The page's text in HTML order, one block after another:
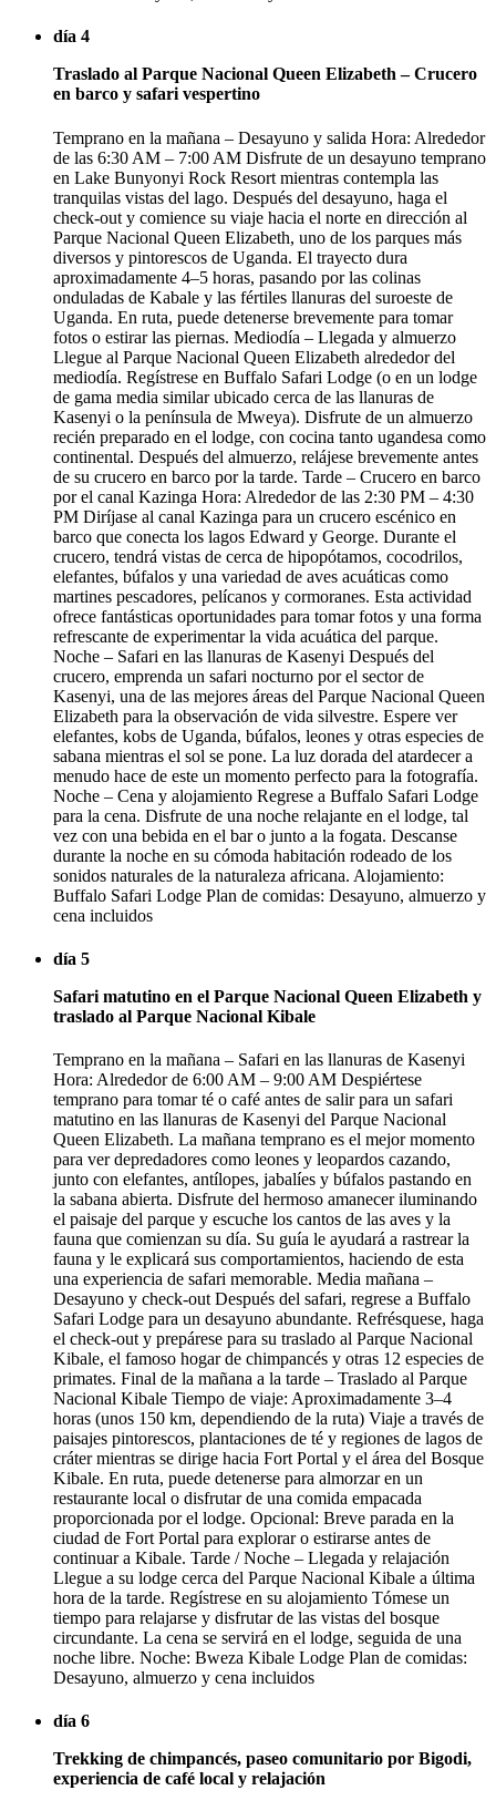
día 4
Traslado al Parque Nacional Queen Elizabeth – Crucero
en barco y safari vespertino
Temprano en la mañana – Desayuno y salida Hora: Alrededor
de las 6:30 AM – 7:00 AM Disfrute de un desayuno temprano
en Lake Bunyonyi Rock Resort mientras contempla las
tranquilas vistas del lago. Después del desayuno, haga el
check-out y comience su viaje hacia el norte en dirección al
Parque Nacional Queen Elizabeth, uno de los parques más
diversos y pintorescos de Uganda. El trayecto dura
aproximadamente 4–5 horas, pasando por las colinas
onduladas de Kabale y las fértiles llanuras del suroeste de
Uganda. En ruta, puede detenerse brevemente para tomar
fotos o estirar las piernas. Mediodía – Llegada y almuerzo
Llegue al Parque Nacional Queen Elizabeth alrededor del
mediodía. Regístrese en Buffalo Safari Lodge (o en un lodge
de gama media similar ubicado cerca de las llanuras de
Kasenyi o la península de Mweya). Disfrute de un almuerzo
recién preparado en el lodge, con cocina tanto ugandesa como
continental. Después del almuerzo, relájese brevemente antes
de su crucero en barco por la tarde. Tarde – Crucero en barco
por el canal Kazinga Hora: Alrededor de las 2:30 PM – 4:30
PM Diríjase al canal Kazinga para un crucero escénico en
barco que conecta los lagos Edward y George. Durante el
crucero, tendrá vistas de cerca de hipopótamos, cocodrilos,
elefantes, búfalos y una variedad de aves acuáticas como
martines pescadores, pelícanos y cormoranes. Esta actividad
ofrece fantásticas oportunidades para tomar fotos y una forma
refrescante de experimentar la vida acuática del parque.
Noche – Safari en las llanuras de Kasenyi Después del
crucero, emprenda un safari nocturno por el sector de
Kasenyi, una de las mejores áreas del Parque Nacional Queen
Elizabeth para la observación de vida silvestre. Espere ver
elefantes, kobs de Uganda, búfalos, leones y otras especies de
sabana mientras el sol se pone. La luz dorada del atardecer a
menudo hace de este un momento perfecto para la fotografía.
Noche – Cena y alojamiento Regrese a Buffalo Safari Lodge
para la cena. Disfrute de una noche relajante en el lodge, tal
vez con una bebida en el bar o junto a la fogata. Descanse
durante la noche en su cómoda habitación rodeado de los
sonidos naturales de la naturaleza africana. Alojamiento:
Buffalo Safari Lodge Plan de comidas: Desayuno, almuerzo y
cena incluidos
día 5
Safari matutino en el Parque Nacional Queen Elizabeth y
traslado al Parque Nacional Kibale
Temprano en la mañana – Safari en las llanuras de Kasenyi
Hora: Alrededor de 6:00 AM – 9:00 AM Despiértese
temprano para tomar té o café antes de salir para un safari
matutino en las llanuras de Kasenyi del Parque Nacional
Queen Elizabeth. La mañana temprano es el mejor momento
para ver depredadores como leones y leopardos cazando,
junto con elefantes, antílopes, jabalíes y búfalos pastando en
la sabana abierta. Disfrute del hermoso amanecer iluminando
el paisaje del parque y escuche los cantos de las aves y la
fauna que comienzan su día. Su guía le ayudará a rastrear la
fauna y le explicará sus comportamientos, haciendo de esta
una experiencia de safari memorable. Media mañana –
Desayuno y check-out Después del safari, regrese a Buffalo
Safari Lodge para un desayuno abundante. Refrésquese, haga
el check-out y prepárese para su traslado al Parque Nacional
Kibale, el famoso hogar de chimpancés y otras 12 especies de
primates. Final de la mañana a la tarde – Traslado al Parque
Nacional Kibale Tiempo de viaje: Aproximadamente 3–4
horas (unos 150 km, dependiendo de la ruta) Viaje a través de
paisajes pintorescos, plantaciones de té y regiones de lagos de
cráter mientras se dirige hacia Fort Portal y el área del Bosque
Kibale. En ruta, puede detenerse para almorzar en un
restaurante local o disfrutar de una comida empacada
proporcionada por el lodge. Opcional: Breve parada en la
ciudad de Fort Portal para explorar o estirarse antes de
continuar a Kibale. Tarde / Noche – Llegada y relajación
Llegue a su lodge cerca del Parque Nacional Kibale a última
hora de la tarde. Regístrese en su alojamiento Tómese un
tiempo para relajarse y disfrutar de las vistas del bosque
circundante. La cena se servirá en el lodge, seguida de una
noche libre. Noche: Bweza Kibale Lodge Plan de comidas:
Desayuno, almuerzo y cena incluidos
día 6
Trekking de chimpancés, paseo comunitario por Bigodi,
experiencia de café local y relajación